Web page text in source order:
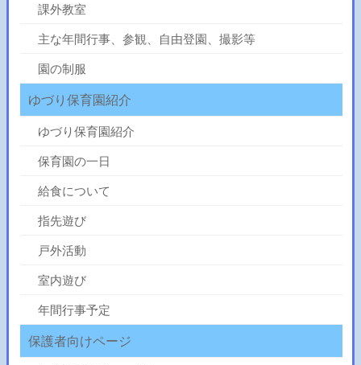
課外教室
主な年間行事、参観、自由登園、撮影等
園の制服
ゆづり保育園紹介
ゆづり保育園紹介
保育園の一日
給食について
指先遊び
戸外活動
室内遊び
年間行事予定
保護者向けページ